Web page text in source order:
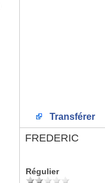
Transférer
FREDERIC
Régulier